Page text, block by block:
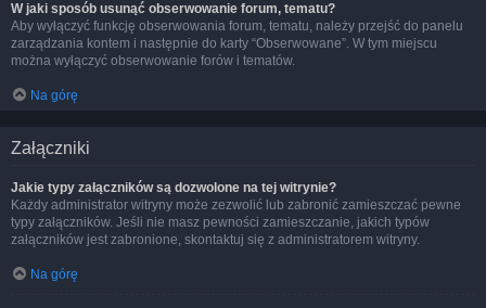
W jaki sposób usunąć obserwowanie forum, tematu?
Aby wyłączyć funkcję obserwowania forum, tematu, należy przejść do panelu
zarządzania kontem i następnie do karty “Obserwowane”. W tym miejscu
można wyłączyć obserwowanie forów i tematów.
Na górę
Załączniki
Jakie typy załączników są dozwolone na tej witrynie?
Każdy administrator witryny może zezwolić lub zabronić zamieszczać pewne
typy załączników. Jeśli nie masz pewności zamieszczanie, jakich typów
załączników jest zabronione, skontaktuj się z administratorem witryny.
Na górę